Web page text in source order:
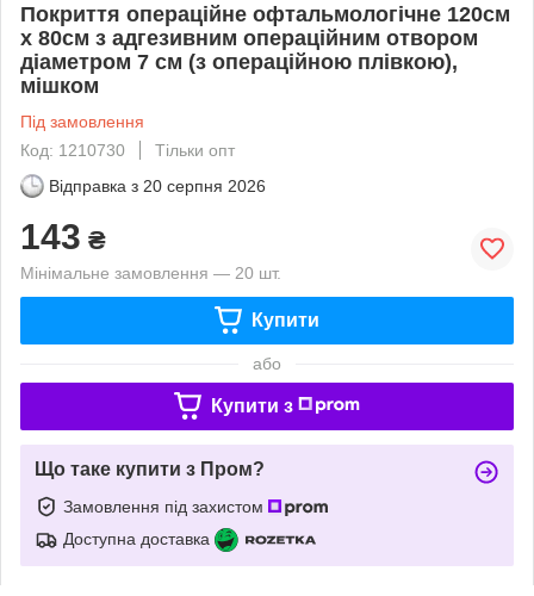
Покриття операційне офтальмологічне 120см
х 80см з адгезивним операційним отвором
діаметром 7 см (з операційною плівкою),
мішком
Під замовлення
Код: 1210730
Тільки опт
Відправка з 20 серпня 2026
143 ₴
Мінімальне замовлення — 20 шт.
Купити
або
Купити з
Що таке купити з Пром?
Замовлення під захистом
Доступна доставка